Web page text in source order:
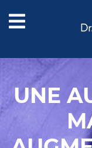
UNE